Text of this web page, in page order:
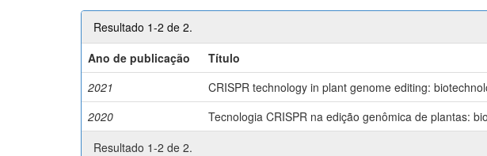
Resultado 1-2 de 2.
Ano de publicação
Título
2021
CRISPR technology in plant genome editing:
2020
Tecnologia CRISPR na edição genômica de plantas:
Resultado 1-2 de 2.